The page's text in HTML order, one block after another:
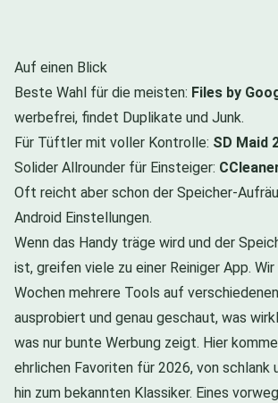
Auf einen Blick
Beste Wahl für die meisten: Files by
werbefrei, findet Duplikate und Junk.
Für Tüftler mit voller Kontrolle: SD Maid
Solider Allrounder für Einsteiger:
Oft reicht aber schon der Speicher-
Android Einstellungen.
Wenn das Handy träge wird und der
ist, greifen viele zu einer Reiniger App. Wir
Wochen mehrere Tools auf
ausprobiert und genau geschaut, was
was nur bunte Werbung zeigt. Hier
ehrlichen Favoriten für 2026, von schlank
hin zum bekannten Klassiker. Eines